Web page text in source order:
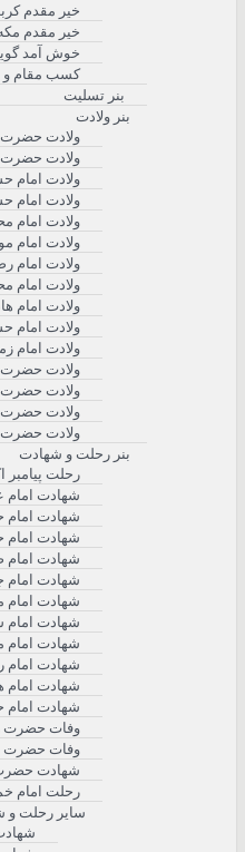
خیر مقدم کربلا
خیر مقدم مکه
خوش آمد گویی
کسب مقام و
بنر تسلیت
بنر ولادت
ولادت حضرت
ولادت حضرت علی
ولادت امام حسن
ولادت امام حسین
ولادت امام محمد
ولادت امام موسی
ولادت امام رضا (ع)
ولادت امام محمد
ولادت امام هادی (ع)
ولادت امام حسن
ولادت امام زمان
ولادت حضرت علی
ولادت حضرت زهرا
ولادت حضرت
ولادت حضرت
بنر رحلت و شهادت
رحلت پیامبر اکرم
شهادت امام علی
شهادت امام حسن
شهادت امام حسین
شهادت امام صادق
شهادت امام جواد
شهادت امام محمد
شهادت امام سجاد
شهادت امام
شهادت امام رضا (ع)
شهادت امام هادی
شهادت امام
وفات حضرت
وفات حضرت
شهادت حضرت
رحلت امام خمینی
سایر رحلت و شهادت
شهادت آیت